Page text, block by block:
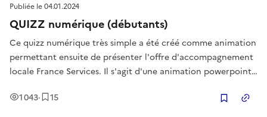
Publiée le04.01.2024
QUIZZ numérique (débutants)
Ce quizz numérique très simple a été créé comme animation
permettant ensuite de présenter l'offre d'accompagnement
locale France Services. Il s'agit d'une animation powerpoint
d'anciens ou tout autre évènement à destination d'un public
1 043Vues
· 15Enregistrement